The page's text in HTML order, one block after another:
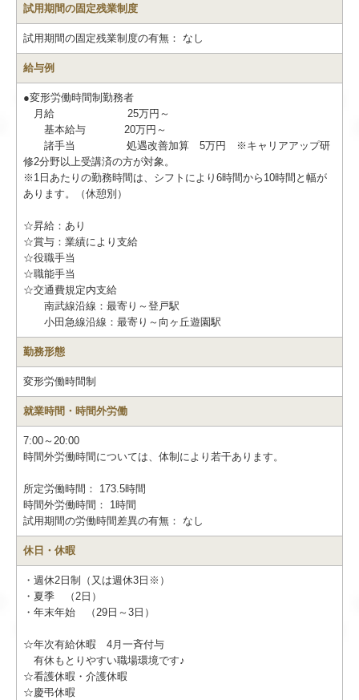
試用期間の固定残業制度
試用期間の固定残業制度の有無： なし
給与例
●変形労働時間制勤務者
月給 25万円～
基本給与 20万円～
諸手当 処遇改善加算 5万円 ※キャリアアップ研
修2分野以上受講済の方が対象。
※1日あたりの勤務時間は、シフトにより6時間から10時間と幅が
あります。（休憩別）
☆昇給：あり
☆賞与：業績により支給
☆役職手当
☆職能手当
☆交通費規定内支給
南武線沿線：最寄り～登戸駅
小田急線沿線：最寄り～向ヶ丘遊園駅
勤務形態
変形労働時間制
就業時間・時間外労働
7:00～20:00
時間外労働時間については、体制により若干あります。
所定労働時間： 173.5時間
時間外労働時間： 1時間
試用期間の労働時間差異の有無： なし
休日・休暇
・週休2日制（又は週休3日※）
・夏季 （2日）
・年末年始 （29日～3日）
☆年次有給休暇 4月一斉付与
有休もとりやすい職場環境です♪
☆看護休暇・介護休暇
☆慶弔休暇